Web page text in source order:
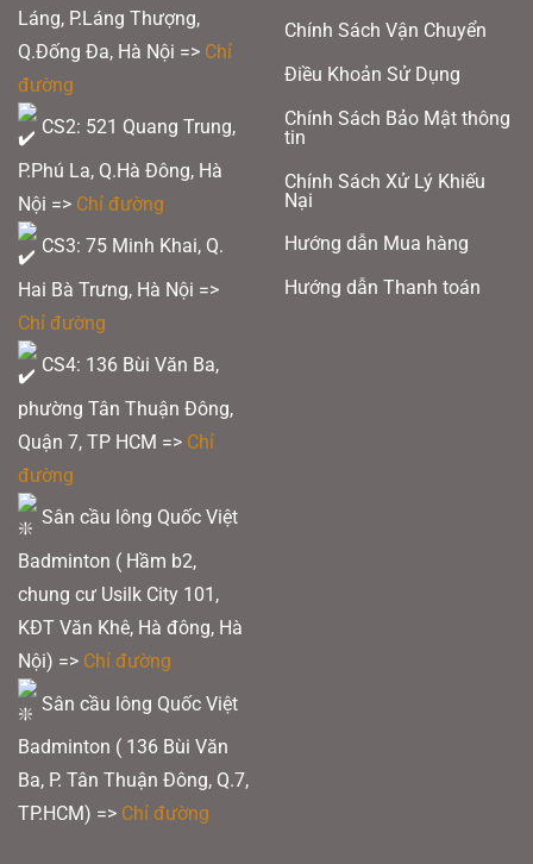
thể
được
trên
sản
phẩm
Láng, P.Láng Thượng,
Q.Đống Đa, Hà Nội => Chỉ
đường
CS2: 521 Quang Trung,
P.Phú La, Q.Hà Đông, Hà
Nội => Chỉ đường
CS3: 75 Minh Khai, Q.
Hai Bà Trưng, Hà Nội =>
Chỉ đường
CS4: 136 Bùi Văn Ba,
phường Tân Thuận Đông,
Quận 7, TP HCM => Chỉ
đường
Sân cầu lông Quốc Việt
Badminton ( Hầm b2,
chung cư Usilk City 101,
KĐT Văn Khê, Hà đông, Hà
Nội) => Chỉ đường
Sân cầu lông Quốc Việt
Badminton ( 136 Bùi Văn
Ba, P. Tân Thuận Đông, Q.7,
TP.HCM) => Chỉ đường
Chính Sách Vận Chuyển
Điều Khoản Sử Dụng
Chính Sách Bảo Mật thông
tin
Chính Sách Xử Lý Khiếu
Nại
Hướng dẫn Mua hàng
Hướng dẫn Thanh toán